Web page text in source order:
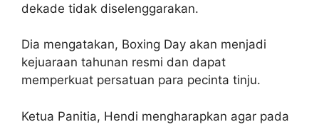
dekade tidak diselenggarakan.
Dia mengatakan, Boxing Day akan menjadi
kejuaraan tahunan resmi dan dapat
memperkuat persatuan para pecinta tinju.
Ketua Panitia, Hendi mengharapkan agar pada